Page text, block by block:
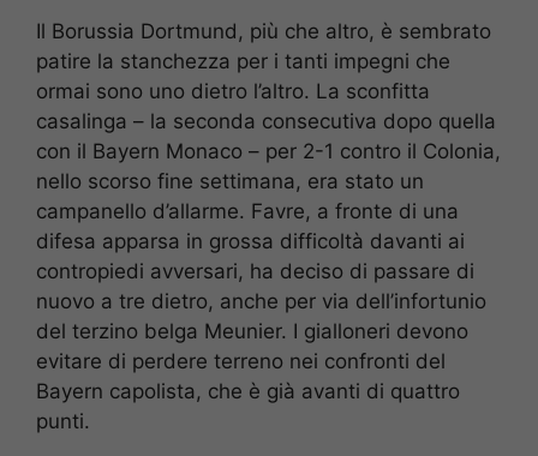
Il Borussia Dortmund, più che altro, è sembrato
patire la stanchezza per i tanti impegni che
ormai sono uno dietro l’altro. La sconfitta
casalinga – la seconda consecutiva dopo quella
con il Bayern Monaco – per 2-1 contro il Colonia,
nello scorso fine settimana, era stato un
campanello d’allarme. Favre, a fronte di una
difesa apparsa in grossa difficoltà davanti ai
contropiedi avversari, ha deciso di passare di
nuovo a tre dietro, anche per via dell’infortunio
del terzino belga Meunier. I gialloneri devono
evitare di perdere terreno nei confronti del
Bayern capolista, che è già avanti di quattro
punti.